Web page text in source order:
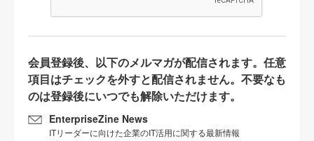
会員登録後、以下のメルマガが配信されます。任意
項目はチェックを外すと配信されません。不要なも
のは登録後にいつでも解除いただけます。
EnterpriseZine News
ITリーダーに向けた企業のIT活用に関する最新情報